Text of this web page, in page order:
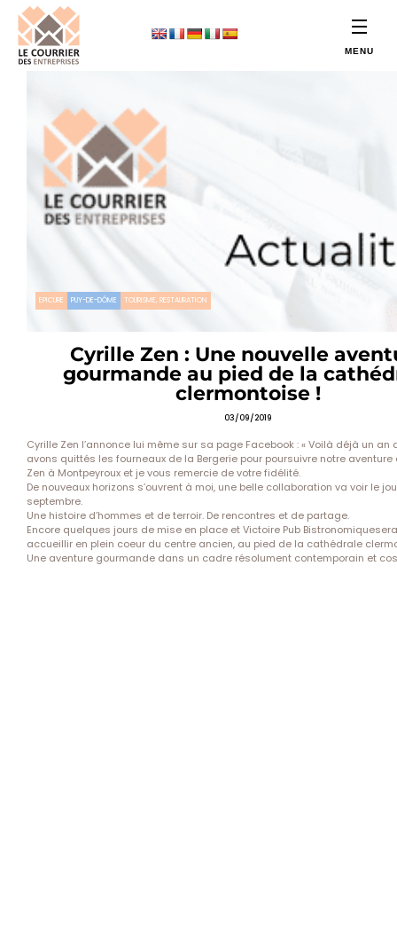
EPICURE PUY-DE-DÔME TOURISME, RESTAURATION
Cyrille Zen : Une nouvelle
gourmande au pied de la
clermontoise !
03/09/2019
Cyrille Zen l’annonce lui même sur sa page Facebook : « Voilà déjà un an
avons quittés les fourneaux de la Bergerie pour poursuivre notre
Zen à Montpeyroux et je vous remercie de votre fidélité.
De nouveaux horizons s’ouvrent à moi, une belle collaboration va voir le
septembre.
Une histoire d’hommes et de terroir. De rencontres et de partage.
Encore quelques jours de mise en place etVictoire Pub Bistronomique
accueillir en plein coeur du centre ancien, au pied de la cathédrale
Une aventure gourmande dans un cadre résolument contemporain et